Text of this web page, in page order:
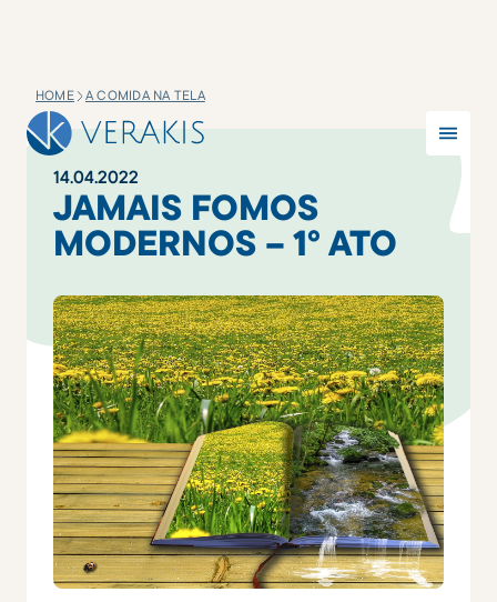
HOME A COMIDA NA TELA
14.04.2022
JAMAIS FOMOS
MODERNOS – 1º ATO